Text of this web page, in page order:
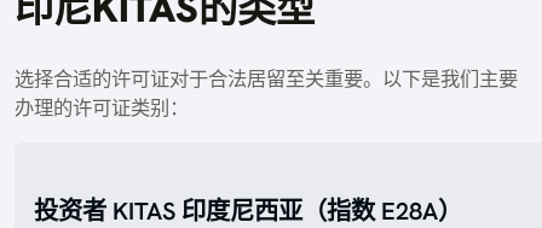
选择合适的许可证对于合法居留至关重要。以下是我们主要
办理的许可证类别：
投资者 KITAS 印度尼西亚（指数 E28A）